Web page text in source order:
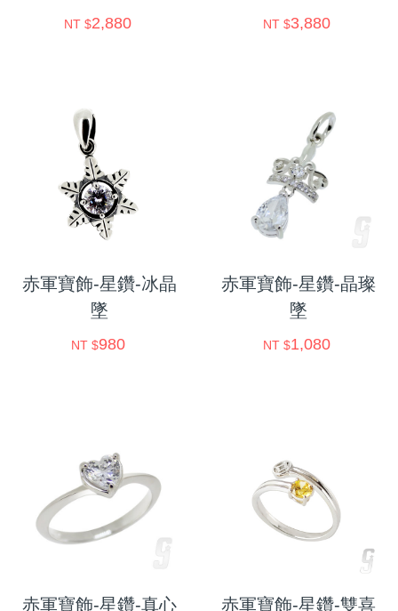
NT $2,880 NT $3,880
赤軍寶飾-星鑽-冰晶
墜
NT $980
赤軍寶飾-星鑽-晶璨
墜
NT $1,080
赤軍寶飾-星鑽-真心
赤軍寶飾-星鑽-雙喜